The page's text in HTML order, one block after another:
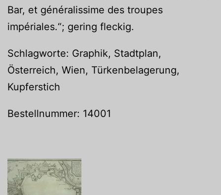
Bar, et généralissime des troupes
impériales.“; gering fleckig.
Schlagworte: Graphik, Stadtplan,
Österreich, Wien, Türkenbelagerung,
Kupferstich
Bestellnummer: 14001